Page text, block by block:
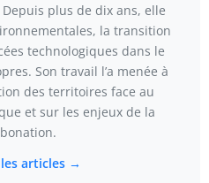
plus de dix ans, elle
la transition
technologiques dans le
Son travail l’a menée à
des territoires face au
et sur les enjeux de la
articles →